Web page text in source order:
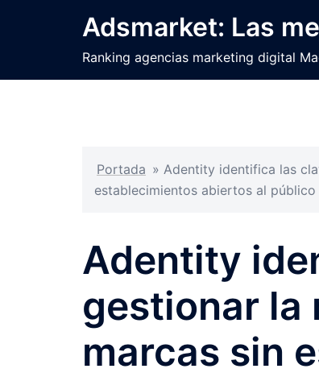
Adsmarket: Las
Ranking agencias marketing digital
Portada » Adentity identifica las
establecimientos abiertos al público
Adentity
gestionar la
marcas sin